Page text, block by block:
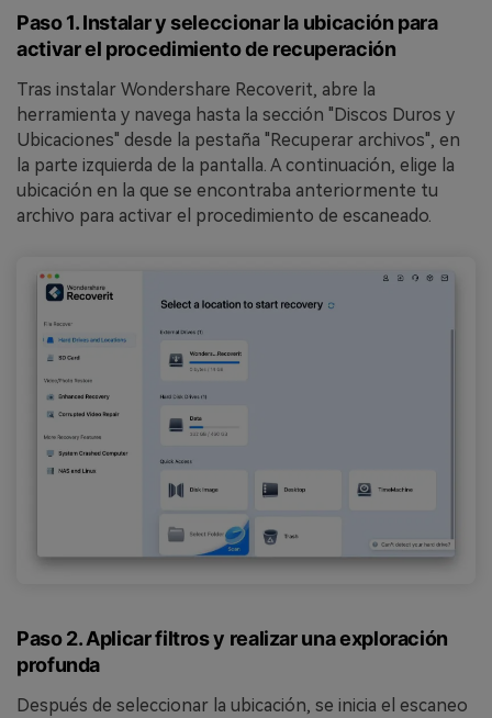
Paso 1. Instalar y seleccionar la ubicación para
activar el procedimiento de recuperación
Tras instalar Wondershare Recoverit, abre la
herramienta y navega hasta la sección "Discos Duros y
Ubicaciones" desde la pestaña "Recuperar archivos", en
la parte izquierda de la pantalla. A continuación, elige la
ubicación en la que se encontraba anteriormente tu
archivo para activar el procedimiento de escaneado.
Paso 2. Aplicar filtros y realizar una exploración
profunda
Después de seleccionar la ubicación, se inicia el escaneo